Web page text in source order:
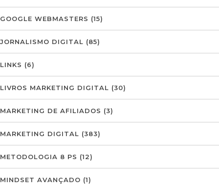
GOOGLE WEBMASTERS (15)
JORNALISMO DIGITAL (85)
LINKS (6)
LIVROS MARKETING DIGITAL (30)
MARKETING DE AFILIADOS (3)
MARKETING DIGITAL (383)
METODOLOGIA 8 PS (12)
MINDSET AVANÇADO (1)